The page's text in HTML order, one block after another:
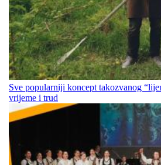
Sve popularniji koncept takozvanog
vrijeme i trud